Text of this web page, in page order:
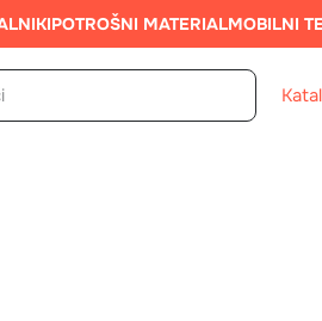
POTROŠNI MATERIALMOBILNI